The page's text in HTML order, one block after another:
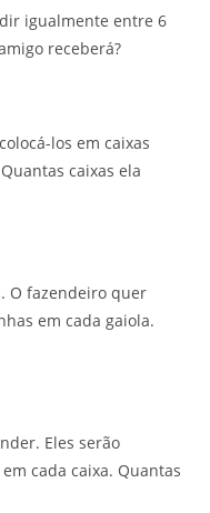
igualmente entre 6
receberá?
los em caixas
caixas ela
O fazendeiro quer
em cada gaiola.
Eles serão
cada caixa. Quantas